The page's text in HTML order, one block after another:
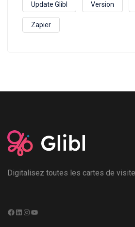
Update Glibl Version
Zapier
Digitalisez toutes les cartes de
Facebook
LinkedIn
Instagram